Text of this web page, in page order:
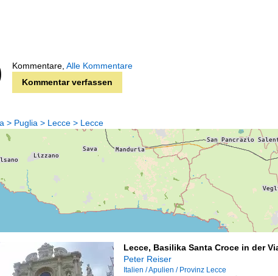
Kommentare, Alle Kommentare
Kommentar verfassen
> Puglia > Lecce > Lecce
Lecce, Basilika Santa Croce in der
Peter Reiser
Italien / Apulien / Provinz Lecce